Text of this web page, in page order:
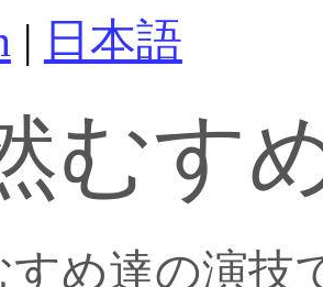
| 日本語
むす
すめ達の演技